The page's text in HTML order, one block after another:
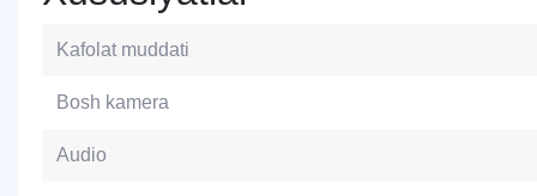
Kafolat muddati
Bosh kamera
Audio